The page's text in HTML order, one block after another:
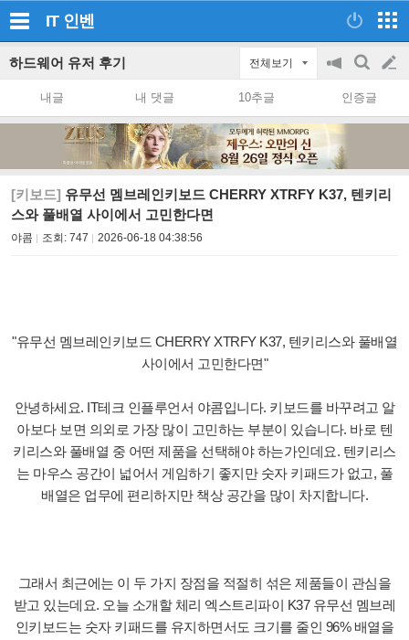
IT 인벤
하드웨어 유저 후기 전체보기
공
on/off
검
색
글
쓰
내글 내 댓글 10추글 인증글
[키보드] 유무선 멤브레인키보드 CHERRY XTRFY K37, 텐키리
스와 풀배열 사이에서 고민한다면
야콤 조회: 747 2026-06-18 04:38:56
"유무선 멤브레인키보드 CHERRY XTRFY K37, 텐키리스와 풀배열
사이에서 고민한다면"
안녕하세요. IT테크 인플루언서 야콤입니다. 키보드를 바꾸려고 알
아보다 보면 의외로 가장 많이 고민하는 부분이 있습니다. 바로 텐
키리스와 풀배열 중 어떤 제품을 선택해야 하는가인데요. 텐키리스
는 마우스 공간이 넓어서 게임하기 좋지만 숫자 키패드가 없고, 풀
배열은 업무에 편리하지만 책상 공간을 많이 차지합니다.
그래서 최근에는 이 두 가지 장점을 적절히 섞은 제품들이 관심을
받고 있는데요. 오늘 소개할 체리 엑스트리파이 K37 유무선 멤브레
인키보드는 숫자 키패드를 유지하면서도 크기를 줄인 96% 배열을